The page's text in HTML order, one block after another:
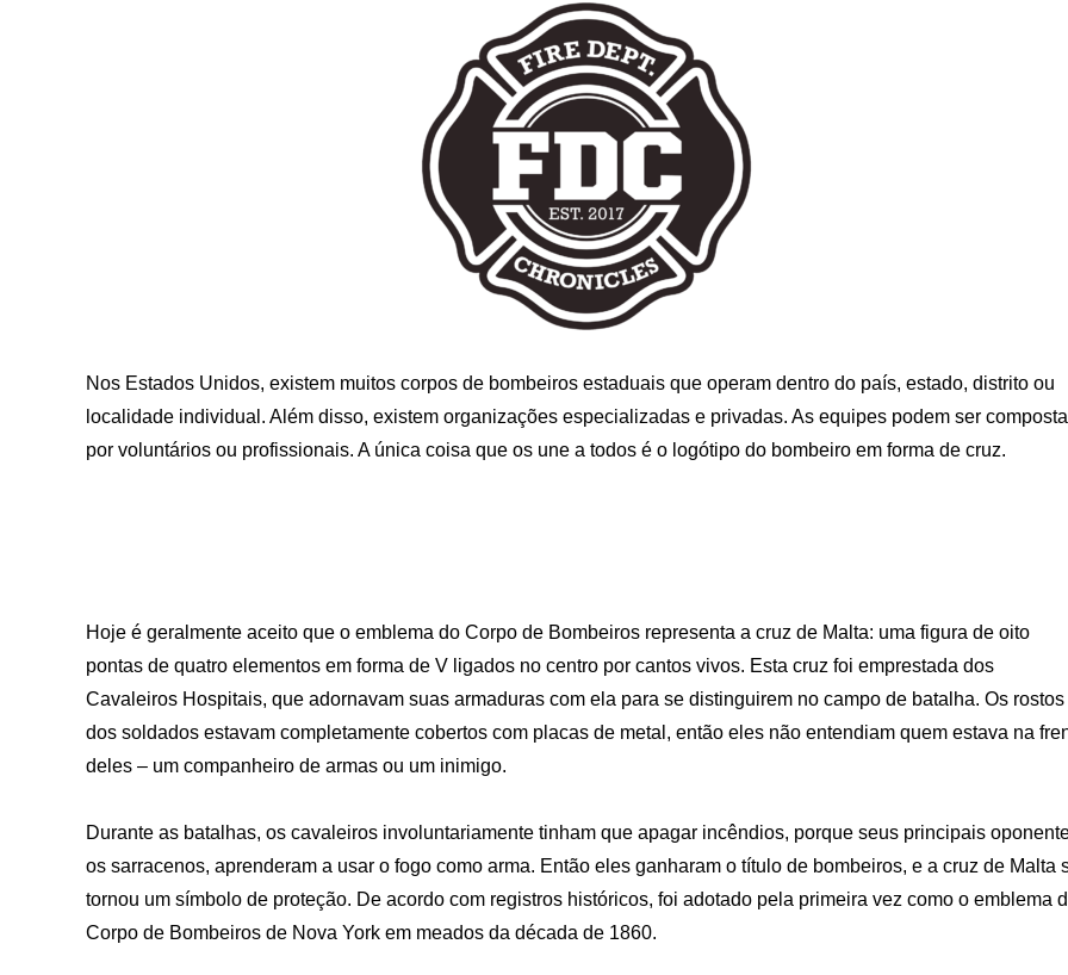
Nos Estados Unidos, existem muitos corpos de bombeiros estaduais que operam dentro do país, estado, distrito ou
localidade individual. Além disso, existem organizações especializadas e privadas. As equipes podem ser
por voluntários ou profissionais. A única coisa que os une a todos é o logótipo do bombeiro em forma de cruz.
Hoje é geralmente aceito que o emblema do Corpo de Bombeiros representa a cruz de Malta: uma figura de oito
pontas de quatro elementos em forma de V ligados no centro por cantos vivos. Esta cruz foi emprestada dos
Cavaleiros Hospitais, que adornavam suas armaduras com ela para se distinguirem no campo de batalha. Os rostos
dos soldados estavam completamente cobertos com placas de metal, então eles não entendiam quem estava na
deles – um companheiro de armas ou um inimigo.
Durante as batalhas, os cavaleiros involuntariamente tinham que apagar incêndios, porque seus principais
os sarracenos, aprenderam a usar o fogo como arma. Então eles ganharam o título de bombeiros, e a cruz de Malta
tornou um símbolo de proteção. De acordo com registros históricos, foi adotado pela primeira vez como o emblema
Corpo de Bombeiros de Nova York em meados da década de 1860.